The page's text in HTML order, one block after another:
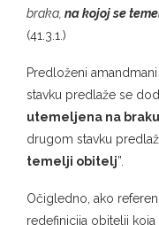
braka, na kojoj se
(41.3.1.)
Predloženi
stavku predlaže se
utemeljena na
drugom stavku
temelji obitelj”.
Očigledno, ako
redefinicija obitelji koja